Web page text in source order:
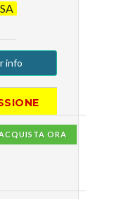
info
ACQUISTA ORA